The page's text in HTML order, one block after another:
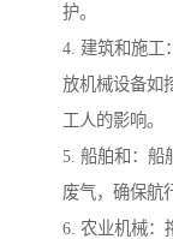
护。
4. 建筑和施工
放机械设备如
工人的影响。
5. 船舶和：船
废气，确保航
6. 农业机械：